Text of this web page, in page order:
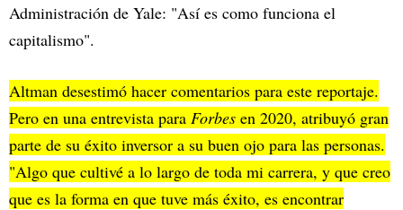
Administración de Yale: "Así es como funciona el
capitalismo".
Altman desestimó hacer comentarios para este reportaje.
Pero en una entrevista para Forbes en 2020, atribuyó gran
parte de su éxito inversor a su buen ojo para las personas.
"Algo que cultivé a lo largo de toda mi carrera, y que creo
que es la forma en que tuve más éxito, es encontrar